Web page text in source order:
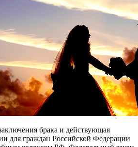
брака и действующая
для граждан Российской Федерации